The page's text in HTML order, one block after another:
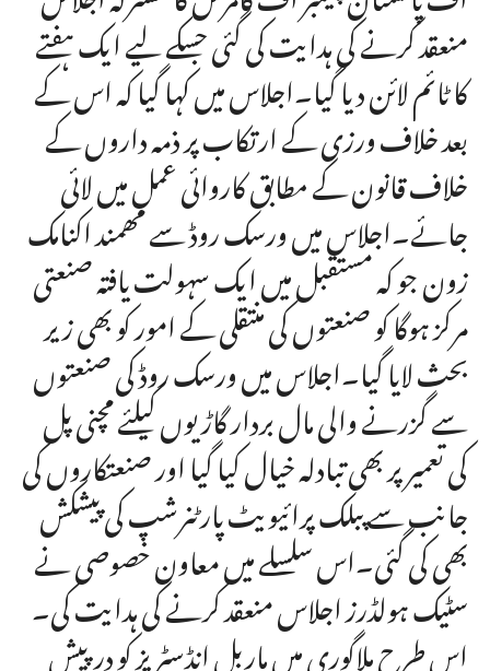
منعقد کرنے کی ہدایت کی گئی جسکے لیے ایک ہفتے
کا ٹائم لائن دیا گیا۔اجلاس میں کہا گیا کہ اس کے
بعد خلاف ورزی کے ارتکاب پر ذمہ داروں کے
خلاف قانون کے مطابق کاروائی عمل میں لائی
جائے۔اجلاس میں ورسک روڈ سے مھمند اکنامک
زون جو کہ مستقبل میں ایک سہولت یافتہ صنعتی
مرکز ہوگا کو صنعتوں کی منتقلی کے امور کو بھی زیر
بحث لایا گیا۔اجلاس میں ورسک روڈ کی صنعتوں
سے گزرنے والی مال بردار گاڑیوں کیلئے مچنی پل
کی تعمیر پر بھی تبادلہ خیال کیا گیا اور صنعتکاروں کی
جانب سے پبلک پرائیویٹ پارٹنرشپ کی پیشکش
بھی کی گئی۔اس سلسلے میں معاون خصوصی نے
سٹیک ہولڈرز اجلاس منعقد کرنے کی ہدایت کی۔
اس طرح ملاگوری میں ماربل انڈسٹریز کو درپیش